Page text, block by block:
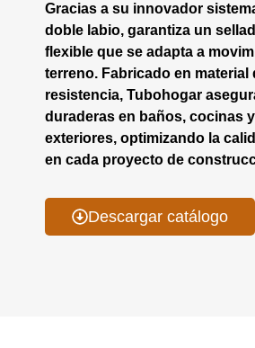
Gracias a su innovador
doble labio, garantiza un
flexible que se adapta a
terreno. Fabricado en material
resistencia, Tubohogar
duraderas en baños, cocinas
exteriores, optimizando la
en cada proyecto de
Descargar catálogo